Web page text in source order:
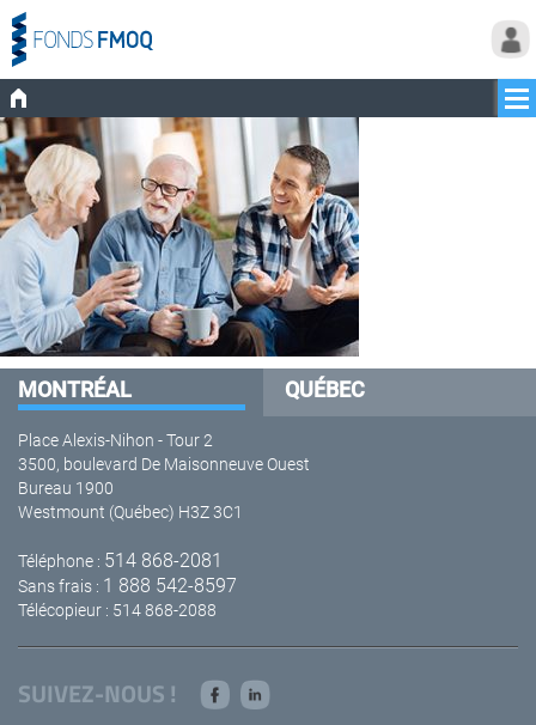
MONTRÉAL QUÉBEC
Place Alexis-Nihon - Tour 2
3500, boulevard De Maisonneuve Ouest
Bureau 1900
Westmount (Québec) H3Z 3C1
Téléphone : 514 868-2081
Sans frais : 1 888 542-8597
Télécopieur : 514 868-2088
SUIVEZ-NOUS !